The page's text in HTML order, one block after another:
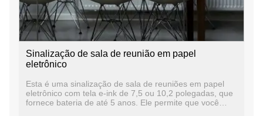
Sinalização de sala de reunião em papel
eletrônico
Esta é uma sinalização de sala de reuniões em papel
eletrônico com tela e-ink de 7,5 ou 10,2 polegadas, que
fornece bateria de até 5 anos. Ele permite que você